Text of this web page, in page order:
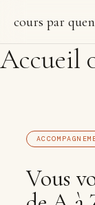
cours par
Accueil
Vous